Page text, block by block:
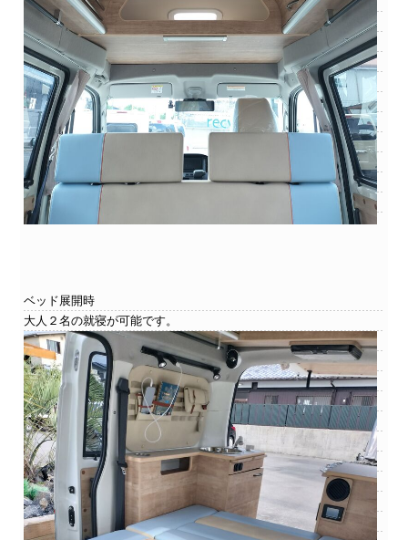
ベッド展開時
大人２名の就寝が可能です。